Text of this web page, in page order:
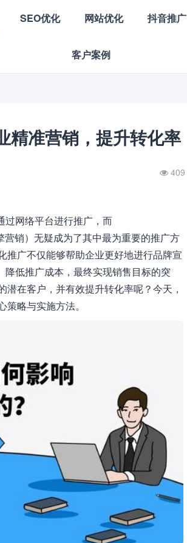
SEO优化 网站优化 抖音推广
客户案例
精准营销，提升转化率
409
过网络平台进行推广，而
销）无疑成为了其中最为重要的推广方
推广不仅能够帮助企业更好地进行品牌宣
低推广成本，最终实现销售目标的突
在客户，并有效提升转化率呢？今天，
略与实施方法。